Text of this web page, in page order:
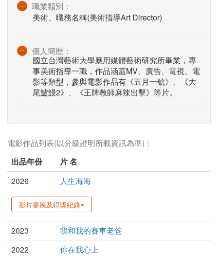
職業類別：
美術、職務名稱(美術指導Art Director)
個人簡歷：
國立台灣藝術大學應用媒體藝術研究所畢業，專
事美術指導一職，作品涵蓋MV、廣告、電視、電
影等類型，參與電影作品有《五月一號》、《大
尾鱸鰻2》、《王牌教師麻辣出擊》等片。
電影作品列表(以分級證明所載資訊為準)：
出品年份
片 名
2026
人生海海
影片參展及得獎紀錄
2023
我和我的賽車老爸
2022
你在我心上